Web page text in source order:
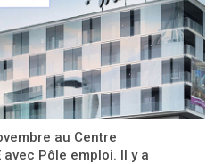
au Centre
avec Pôle emploi. Il y a